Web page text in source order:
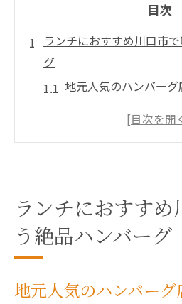
目次
ランチにおすすめ川口市
グ
地元人気のハンバー
川口市でしか味わえ
ハンバーグの歴史と
ランチ時に試したいハ
川口市でランチを楽し
川口市のランチシーンを彩
ランチにおすすめ
う絶品ハンバーグ
地元人気のハンバー